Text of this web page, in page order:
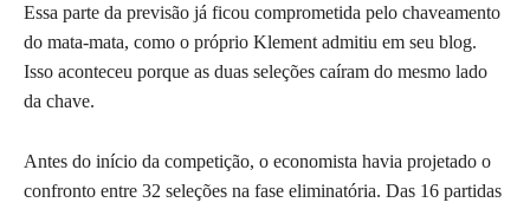
Essa parte da previsão já ficou comprometida pelo chaveamento
do mata-mata, como o próprio Klement admitiu em seu blog.
Isso aconteceu porque as duas seleções caíram do mesmo lado
da chave.
Antes do início da competição, o economista havia projetado o
confronto entre 32 seleções na fase eliminatória. Das 16 partidas